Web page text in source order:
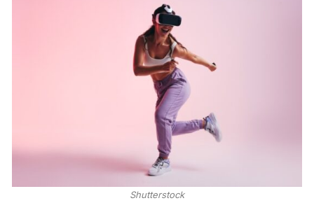
Shutterstock